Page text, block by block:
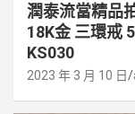
潤泰流當精品
18K金 三環戒
KS030
2023 年 3 月 10 日